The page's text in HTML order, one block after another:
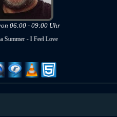
06:00 - 09:00 Uhr
- I Feel Love